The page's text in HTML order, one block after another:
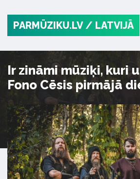
PARMŪZIKU.LV / LATVIJĀ
Ir zināmi mūziķi, kuri
Fono Cēsis pirmājā